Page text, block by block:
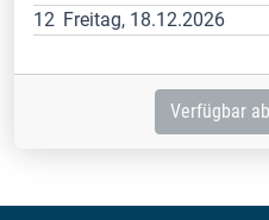
12 Freitag, 18.12.2026
Verfügbar